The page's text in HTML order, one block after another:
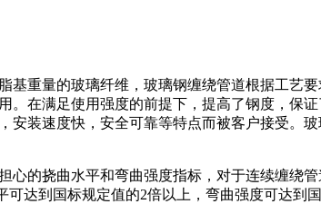
重量的玻璃纤维，玻璃钢缠绕管道根据工艺
在满足使用强度的前提下，提高了钢度，保
装速度快，安全可靠等特点而被客户接受。
的挠曲水平和弯曲强度指标，对于连续缠绕
达到国标规定值的2倍以上，弯曲强度可达